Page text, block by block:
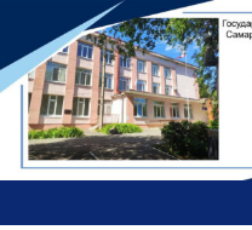
содержимому